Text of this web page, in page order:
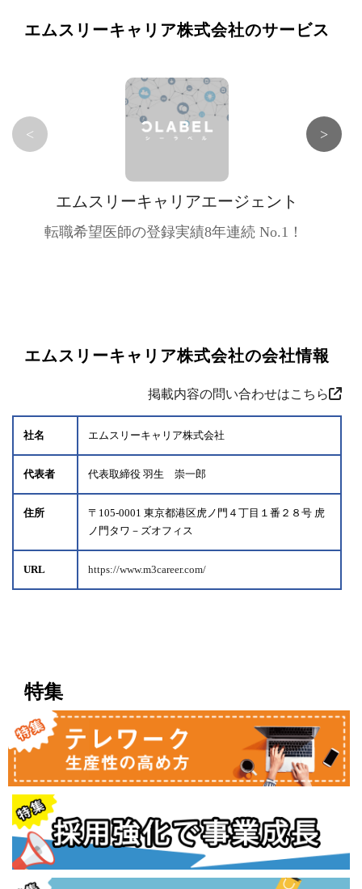
エムスリーキャリア株式会社のサービス
エムスリーキャリアエージェント
転職希望医師の登録実績8年連続 No.1！
< >
エムスリーキャリア株式会社の会社情報
掲載内容の問い合わせはこちら
社名 エムスリーキャリア株式会社
代表者 代表取締役 羽生 崇一郎
住所
〒105-0001 東京都港区虎ノ門４丁目１番２８号 虎
ノ門タワ－ズオフィス
URL https://www.m3career.com/
特集